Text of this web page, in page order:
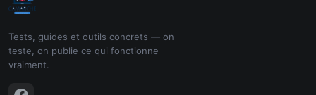
Tests, guides et outils concrets — on
teste, on publie ce qui fonctionne
vraiment.